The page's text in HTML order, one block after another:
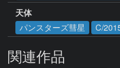
天体
パンスターズ彗星
C/
関連作品